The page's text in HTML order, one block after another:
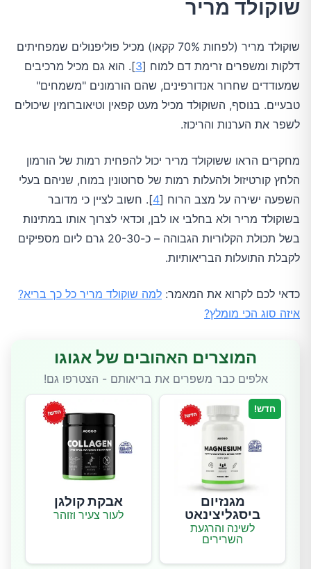
שוקולד מריר
שוקולד מריר (לפחות 70% קקאו) מכיל פוליפנולים שמפחיתים
דלקות ומשפרים זרימת דם למוח [3]. הוא גם מכיל מרכיבים
שמעודדים שחרור אנדורפינים, שהם הורמונים "משמחים"
טבעיים. בנוסף, השוקולד מכיל מעט קפאין וטיאוברומין שיכולים
לשפר את הערנות והריכוז.
מחקרים הראו ששוקולד מריר יכול להפחית רמות של הורמון
הלחץ קורטיזול ולהעלות רמות של סרוטונין במוח, שניהם בעלי
השפעה ישירה על מצב הרוח [4]. חשוב לציין כי מדובר
בשוקולד מריר ולא בחלבי או לבן, וכדאי לצרוך אותו במתינות
בשל תכולת הקלוריות הגבוהה – כ-20-30 גרם ליום מספיקים
לקבלת התועלות הבריאותיות.
כדאי לכם לקרוא את המאמר: למה שוקולד מריר כל כך בריא?
איזה סוג הכי מומלץ?
המוצרים האהובים של אגוגו
אלפים כבר משפרים את בריאותם - הצטרפו גם!
חדש!
מגנזיום
ביסגליצינאט
לשינה והרגעת
השרירים
אבקת קולגן
לעור צעיר וזוהר